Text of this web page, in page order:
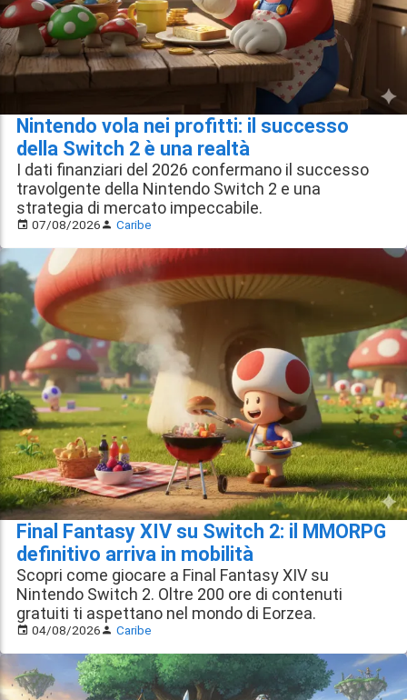
Nintendo vola nei profitti: il successo
della Switch 2 è una realtà
I dati finanziari del 2026 confermano il successo
travolgente della Nintendo Switch 2 e una
strategia di mercato impeccabile.
07/08/2026 Caribe
Final Fantasy XIV su Switch 2: il MMORPG
definitivo arriva in mobilità
Scopri come giocare a Final Fantasy XIV su
Nintendo Switch 2. Oltre 200 ore di contenuti
gratuiti ti aspettano nel mondo di Eorzea.
04/08/2026 Caribe